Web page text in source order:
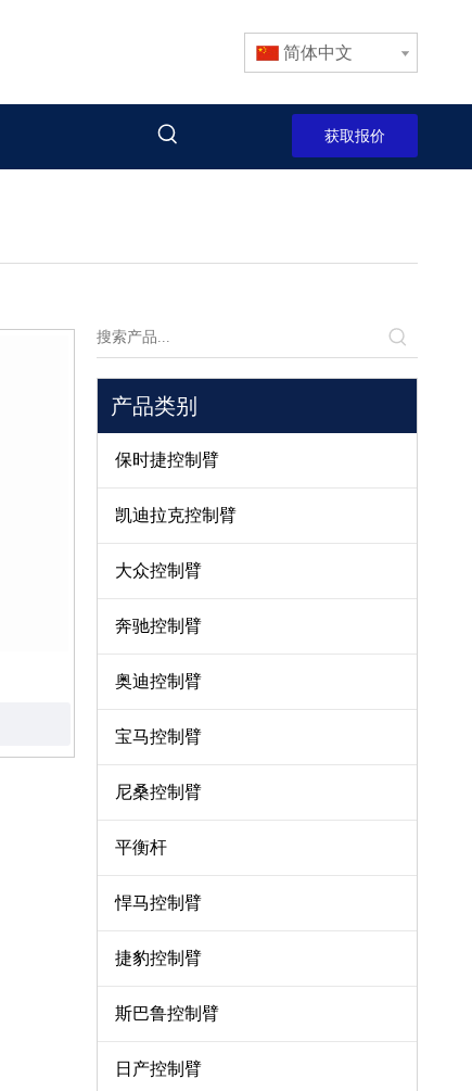
简体中文
获取报价
产品类别
保时捷控制臂
凯迪拉克控制臂
大众控制臂
奔驰控制臂
奥迪控制臂
宝马控制臂
尼桑控制臂
平衡杆
悍马控制臂
捷豹控制臂
斯巴鲁控制臂
日产控制臂